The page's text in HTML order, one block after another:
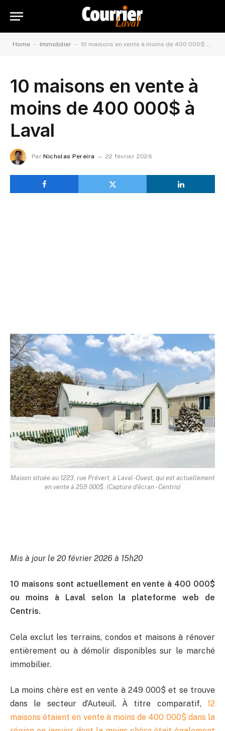
Home - Immobilier - 10 maisons en vente à moins de 400 000$ à Laval
10 maisons en vente à
moins de 400 000$ à
Laval
Par Nicholas Pereira 22 février 2026
Maison située au 1223, rue Prévert, à Laval-Ouest, qui est actuellement
en vente à 259 000$. (Capture d'écran - Centris)
Mis à jour le 20 février 2026 à 15h20
10 maisons sont actuellement en vente à 400 000$
ou moins à Laval selon la plateforme web de
Centris.
Cela exclut les terrains, condos et maisons à rénover
entièrement ou à démolir disponibles sur le marché
immobilier.
La moins chère est en vente à 249 000$ et se trouve
dans le secteur d’Auteuil. À titre comparatif, 12
maisons étaient en vente à moins de 400 000$ dans la